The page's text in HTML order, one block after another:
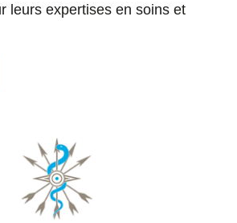
leurs expertises en soins et